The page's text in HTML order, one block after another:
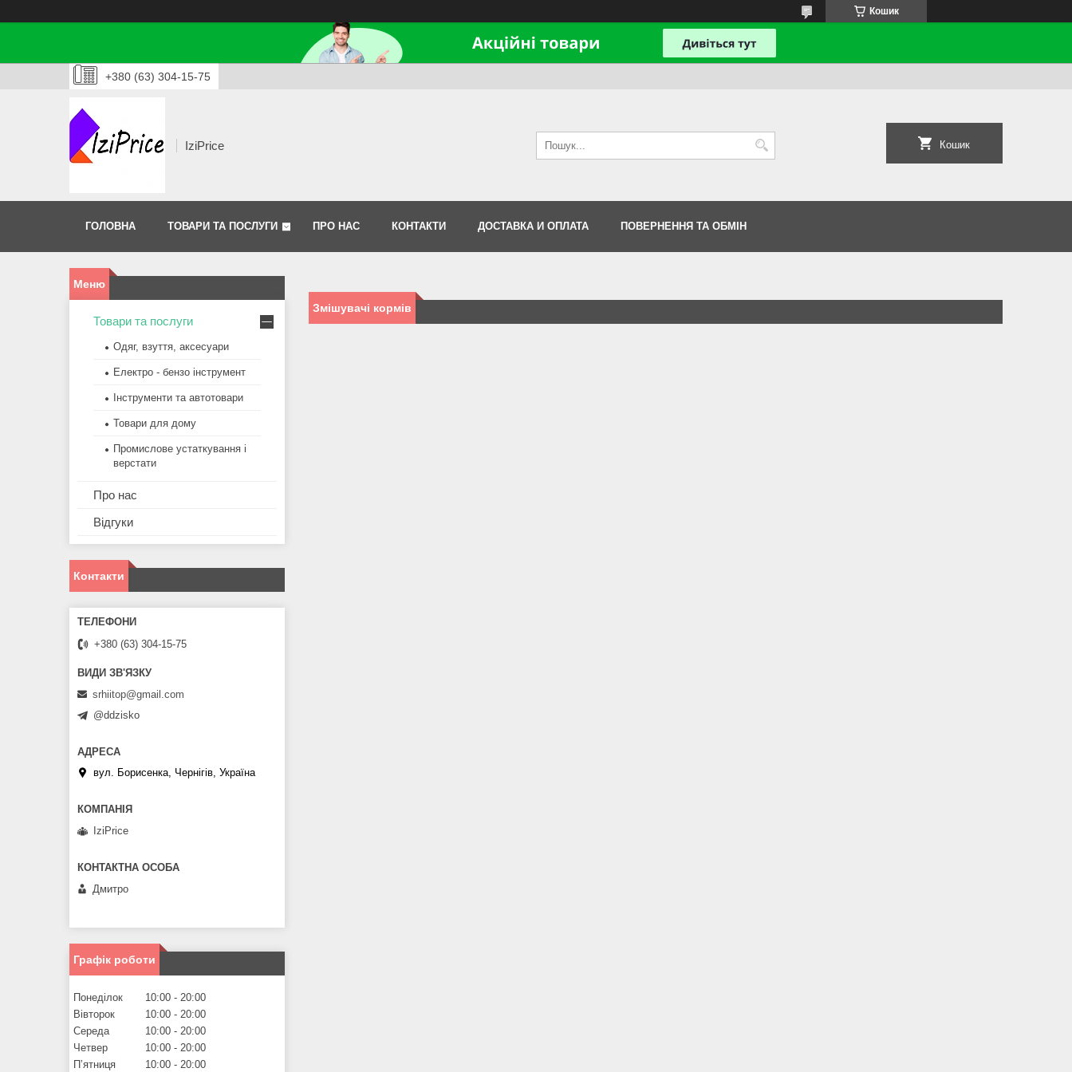
Кошик
+380 (63) 304-15-75
IziPrice Кошик
ГОЛОВНА ТОВАРИ ТА ПОСЛУГИ ПРО НАС КОНТАКТИ ДОСТАВКА И ОПЛАТА ПОВЕРНЕННЯ ТА ОБМІН
Змішувачі кормів
Товари та послуги
Одяг, взуття, аксесуари
Електро - бензо інструмент
Інструменти та автотовари
Товари для дому
Промислове устаткування і
верстати
Про нас
Відгуки
Контакти
+380 (63) 304-15-75
srhiitop@gmail.com
@ddzisko
вул. Борисенка, Чернігів, Україна
IziPrice
Дмитро
Графік роботи
Понеділок 10:00
20:00
Вівторок
10:00
20:00
Середа
10:00
20:00
Четвер
10:00
20:00
Пʼятниця
10:00 20:00